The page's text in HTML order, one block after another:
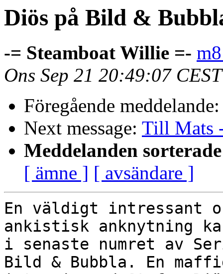
Diös på Bild &
-= Steamboat Willie =-
Ons Sep 21 20:49:07
Föregående
Next message: Till Mats
Meddelanden
[ ämne ] [ avsändare ]
En väldigt intressant
ankistisk anknytning
i senaste numret av
Bild & Bubbla. En